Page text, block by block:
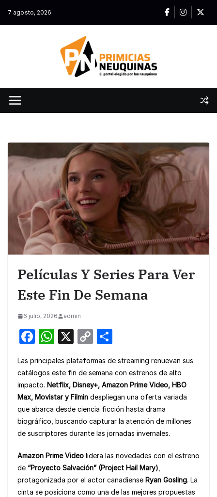
7 agosto, 2026
Películas Y Series Para Ver
Este Fin De Semana
6 julio, 2026 admin
F
c
e
b
o
o
W
at
s
A
p
p
X
C
p
y
Li
n
k
ar
e
Las principales plataformas de streaming renuevan sus
catálogos este fin de semana con estrenos de alto
impacto. Netflix, Disney+, Amazon Prime Video, HBO
Max, Movistar y Filmin despliegan una oferta variada
que abarca desde ciencia ficción hasta drama
biográfico, buscando capturar la atención de millones
de suscriptores durante las jornadas invernales.
Amazon Prime Video lidera las novedades con el estreno
de “Proyecto Salvación” (Project Hail Mary)
protagonizada por el actor canadiense Ryan Gosling. La
cinta se posiciona como una de las mejores propuestas